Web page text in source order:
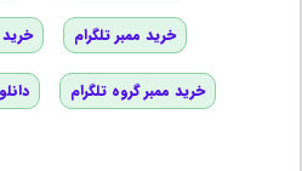
خرید ممبر تلگرام
خرید ممبر گروه تلگرام